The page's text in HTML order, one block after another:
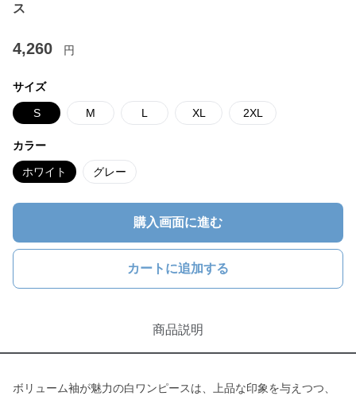
ス
4,260 円
サイズ
S M L XL 2XL
カラー
ホワイト グレー
購入画面に進む
カートに追加する
商品説明
ボリューム袖が魅力の白ワンピースは、上品な印象を与えつつ、